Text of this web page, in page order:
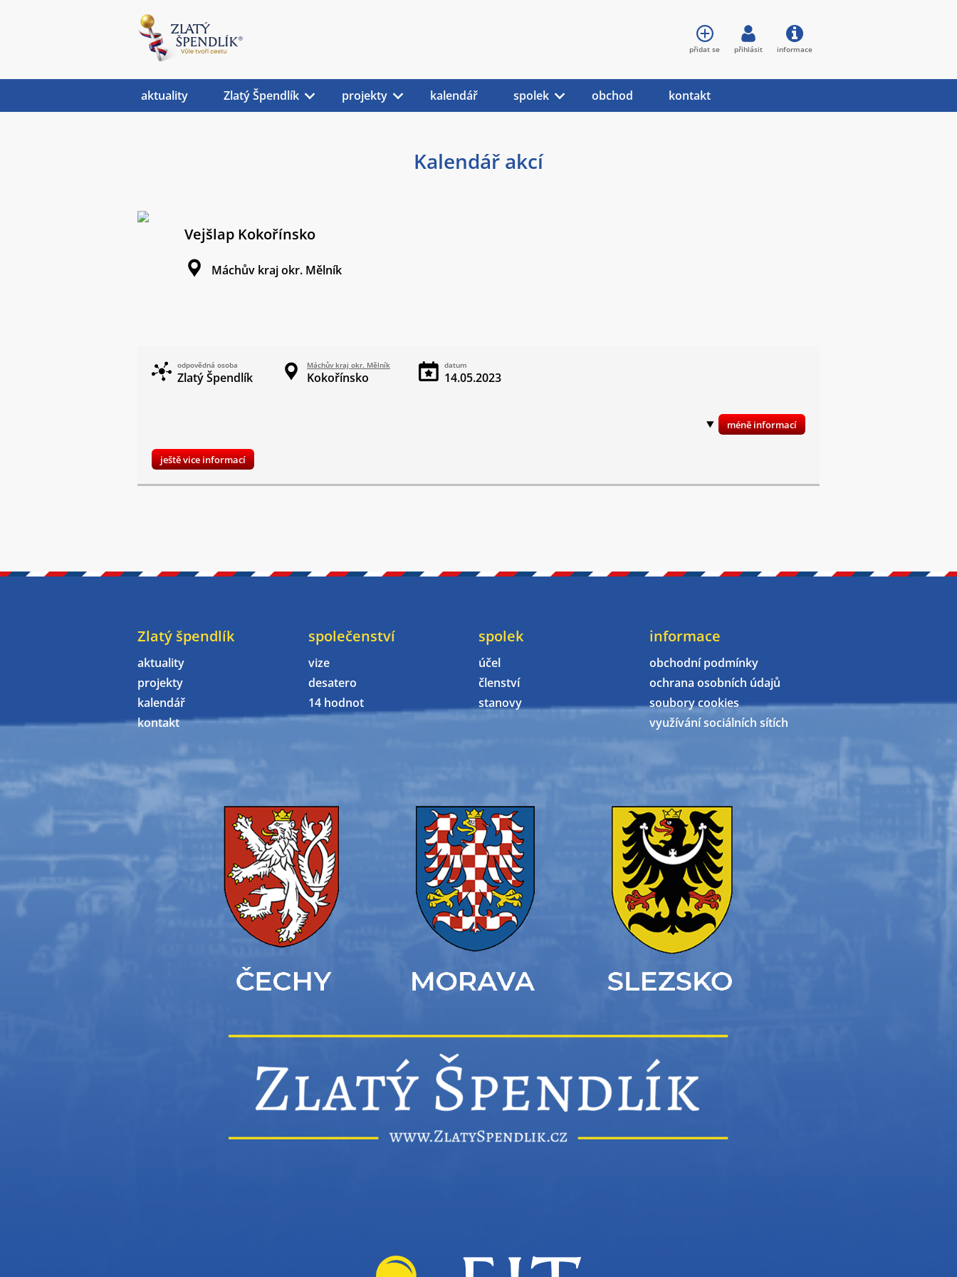
Kalendář akcí
Vejšlap Kokořínsko
Máchův kraj okr. Mělník
odpovědná osoba
Zlatý Špendlík
Máchův kraj okr. Mělník
Kokořínsko
datum
14.05.2023
ještě vice informací
aktuality Zlatý Špendlík projekty kalendář spolek obchod kontakt
přidat se přihlásit informace
Zlatý špendlík
aktuality
projekty
kalendář
kontakt
společenství
vize
desatero
14 hodnot
spolek
účel
členství
stanovy
informace
obchodní podmínky
ochrana osobních údajů
soubory cookies
využívání sociálních sítích